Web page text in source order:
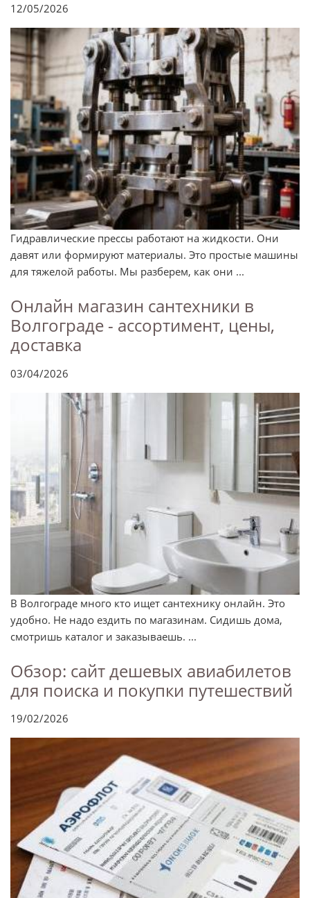
12/05/2026
Гидравлические прессы работают на жидкости. Они
давят или формируют материалы. Это простые машины
для тяжелой работы. Мы разберем, как они ...
Онлайн магазин сантехники в
Волгограде - ассортимент, цены,
доставка
03/04/2026
В Волгограде много кто ищет сантехнику онлайн. Это
удобно. Не надо ездить по магазинам. Сидишь дома,
смотришь каталог и заказываешь. ...
Обзор: сайт дешевых авиабилетов
для поиска и покупки путешествий
19/02/2026